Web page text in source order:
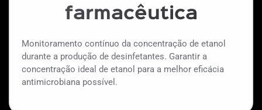
farmacêutica
Monitoramento contínuo da concentração de etanol
durante a produção de desinfetantes. Garantir a
concentração ideal de etanol para a melhor eficácia
antimicrobiana possível.